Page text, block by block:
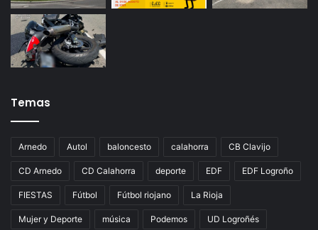
Temas
Arnedo Autol baloncesto calahorra CB Clavijo
CD Arnedo CD Calahorra deporte EDF EDF Logroño
FIESTAS Fútbol Fútbol riojano La Rioja
Mujer y Deporte música Podemos UD Logroñés